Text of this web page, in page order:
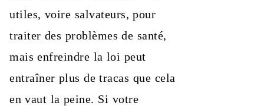
utiles, voire salvateurs, pour
traiter des problèmes de santé,
mais enfreindre la loi peut
entraîner plus de tracas que cela
en vaut la peine. Si votre